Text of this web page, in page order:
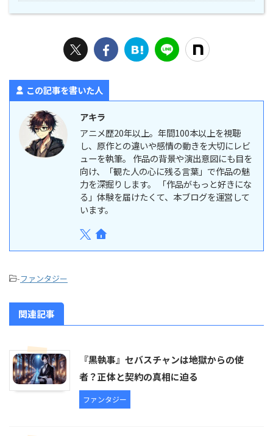
この記事を書いた人
アキラ
アニメ歴20年以上。年間100本以上を視聴
し、原作との違いや感情の動きを大切にレビ
ューを執筆。 作品の背景や演出意図にも目を
向け、「観た人の心に残る言葉」で作品の魅
力を深掘りします。 「作品がもっと好きにな
る」体験を届けたくて、本ブログを運営して
います。
-ファンタジー
関連記事
『黒執事』セバスチャンは地獄からの使
者？正体と契約の真相に迫る
ファンタジー